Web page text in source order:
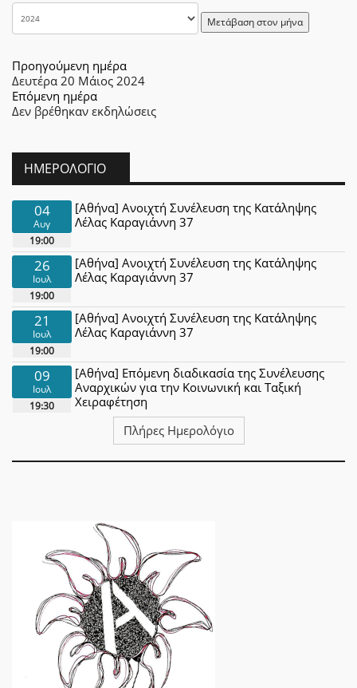
Μετάβαση στον μήνα
Προηγούμενη ημέρα
Δευτέρα 20 Μάιος 2024
Επόμενη ημέρα
Δεν βρέθηκαν εκδηλώσεις
ΗΜΕΡΟΛΌΓΙΟ
04
Αυγ
19:00
[Αθήνα] Ανοιχτή Συνέλευση της Κατάληψης
Λέλας Καραγιάννη 37
26
Ιουλ
19:00
[Αθήνα] Ανοιχτή Συνέλευση της Κατάληψης
Λέλας Καραγιάννη 37
21
Ιουλ
19:00
[Αθήνα] Ανοιχτή Συνέλευση της Κατάληψης
Λέλας Καραγιάννη 37
09
Ιουλ
19:30
[Αθήνα] Επόμενη διαδικασία της Συνέλευσης
Αναρχικών για την Κοινωνική και Ταξική
Χειραφέτηση
Πλήρες Ημερολόγιο